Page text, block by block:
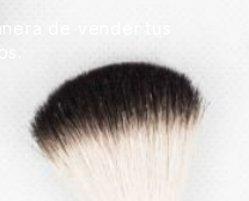
de vender tus